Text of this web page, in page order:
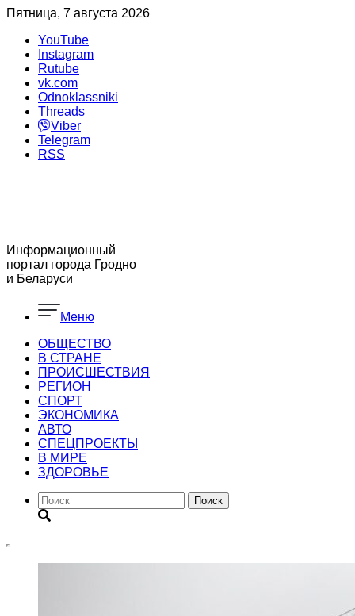
Пятница, 7 августа 2026
YouTube
Instagram
Rutube
vk.com
Odnoklassniki
Threads
Viber
Telegram
RSS
Информационный
портал города Гродно
и Беларуси
Меню
ОБЩЕСТВО
В СТРАНЕ
ПРОИСШЕСТВИЯ
РЕГИОН
CПОРТ
ЭКОНОМИКА
АВТО
СПЕЦПРОЕКТЫ
В МИРЕ
ЗДОРОВЬЕ
Поиск